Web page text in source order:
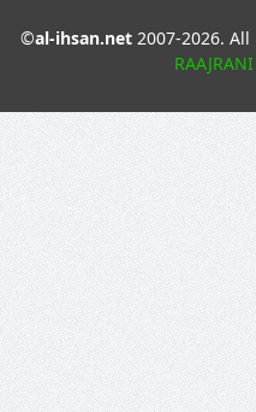
©al-ihsan.net2007-2026. All